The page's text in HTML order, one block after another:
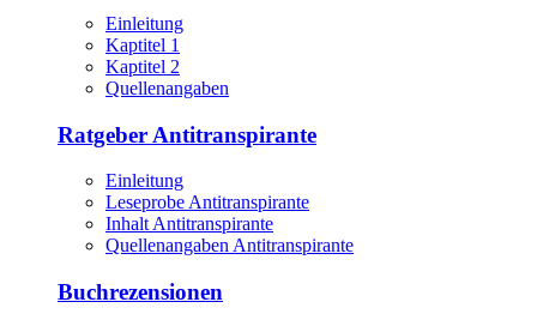
Einleitung
Kaptitel 1
Kaptitel 2
Quellenangaben
Ratgeber Antitranspirante
Einleitung
Leseprobe Antitranspirante
Inhalt Antitranspirante
Quellenangaben Antitranspirante
Buchrezensionen